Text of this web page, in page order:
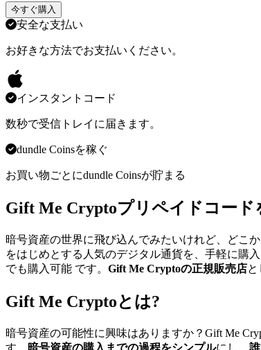
今すぐ購入
安全な支払い
お好きな方法でお支払いください。
インスタントコード
数秒で受信トレイに届きます。
dundle Coinsを稼ぐ
お買い物ごとにdundle Coinsが貯まる
Gift Me Cryptoプリペイドコー
暗号資産の世界に飛び込んでみたいけれど、どこ
をはじめとする人気のデジタル通貨を、手軽に購入
でも購入可能 です。 Gift Me Cryptoの正規販売店
Gift Me Cryptoとは?
暗号資産の可能性に興味はありますか？Gift Me